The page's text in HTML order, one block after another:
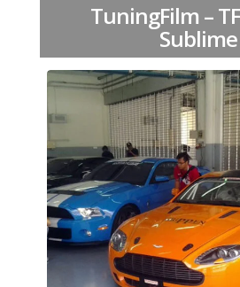
TuningFilm –
Sublime